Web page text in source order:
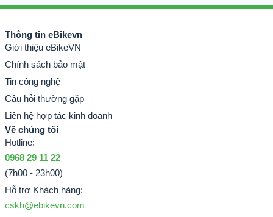
Thông tin eBikevn
Giới thiệu eBikeVN
Chính sách bảo mật
Tin công nghệ
Câu hỏi thường gặp
Liên hệ hợp tác kinh doanh
Về chúng tôi
Hotline:
0968 29 11 22
(7h00 - 23h00)
Hỗ trợ Khách hàng:
cskh@ebikevn.com